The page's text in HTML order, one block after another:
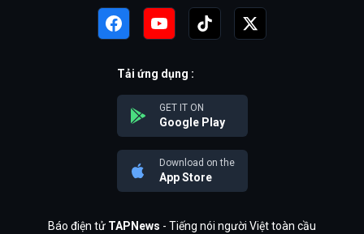
Tải ứng dụng :
GET IT ON
Google Play
Download on the
App Store
Báo điện tử TAPNews - Tiếng nói người Việt toàn cầu